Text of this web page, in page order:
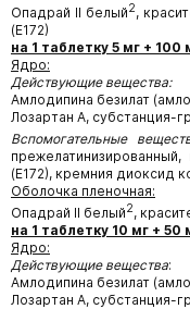
Опадрай II белый2,
(Е172)
на 1 таблетку 5 мг + 100
Ядро:
Действующие вещества:
Амлодипина безилат
Лозартан А, субстанция-
Вспомогательные
(Е172), кремния диоксид
Оболочка пленочная:
Опадрай II белый2,
на 1 таблетку 10 мг + 50
Ядро:
Действующие вещества:
Амлодипина безилат
Лозартан А, субстанция-